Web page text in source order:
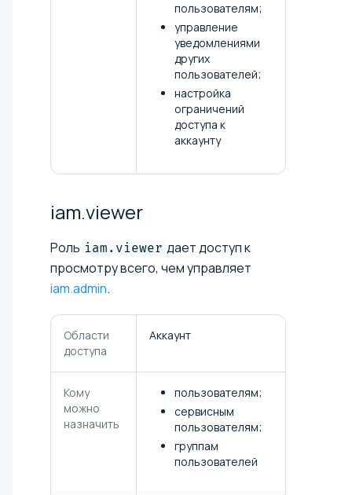
пользователям;
управление
уведомлениями
других
пользователей;
настройка
ограничений
доступа к
аккаунту
iam.viewer
Роль iam.viewer дает доступ к
просмотру всего, чем управляет
iam.admin.
Области
доступа
Аккаунт
Кому
можно
назначить
пользователям;
сервисным
пользователям;
группам
пользователей